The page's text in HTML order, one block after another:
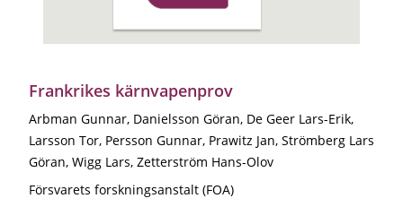
Frankrikes kärnvapenprov
Arbman Gunnar, Danielsson Göran, De Geer Lars-Erik,
Larsson Tor, Persson Gunnar, Prawitz Jan, Strömberg Lars
Göran, Wigg Lars, Zetterström Hans-Olov
Försvarets forskningsanstalt (FOA)